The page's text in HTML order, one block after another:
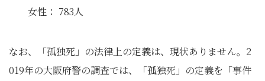
女性： 783人
なお、「孤独死」の法律上の定義は、現状ありません。2
019年の大阪府警の調査では、「孤独死」の定義を「事件